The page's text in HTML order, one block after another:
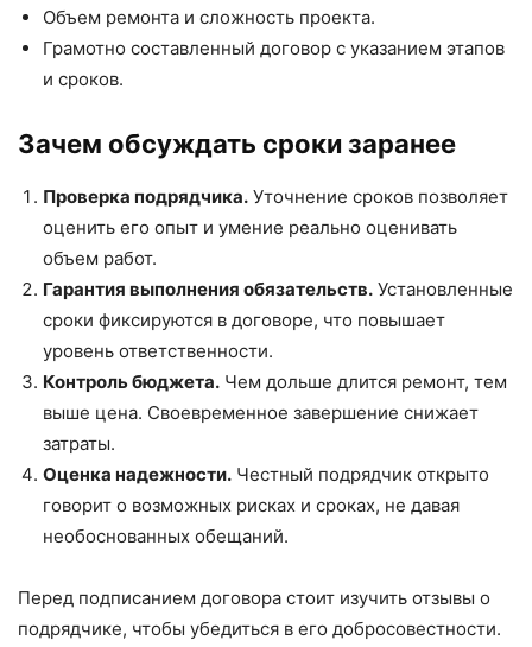
Объем ремонта и сложность проекта.
Грамотно составленный договор с указанием этапов
и сроков.
Зачем обсуждать сроки заранее
Проверка подрядчика. Уточнение сроков позволяет
оценить его опыт и умение реально оценивать
объем работ.
Гарантия выполнения обязательств. Установленные
сроки фиксируются в договоре, что повышает
уровень ответственности.
Контроль бюджета. Чем дольше длится ремонт, тем
выше цена. Своевременное завершение снижает
затраты.
Оценка надежности. Честный подрядчик открыто
говорит о возможных рисках и сроках, не давая
необоснованных обещаний.
Перед подписанием договора стоит изучить отзывы о
подрядчике, чтобы убедиться в его добросовестности.